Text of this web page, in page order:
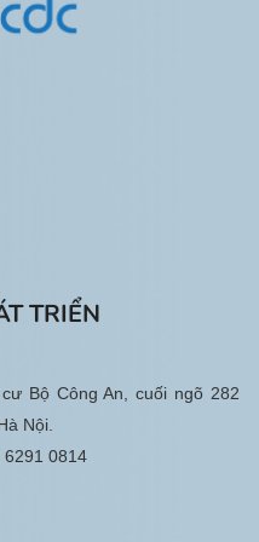
TRIỂN
Bộ Công An, cuối ngõ 282
Nội.
6291 0814